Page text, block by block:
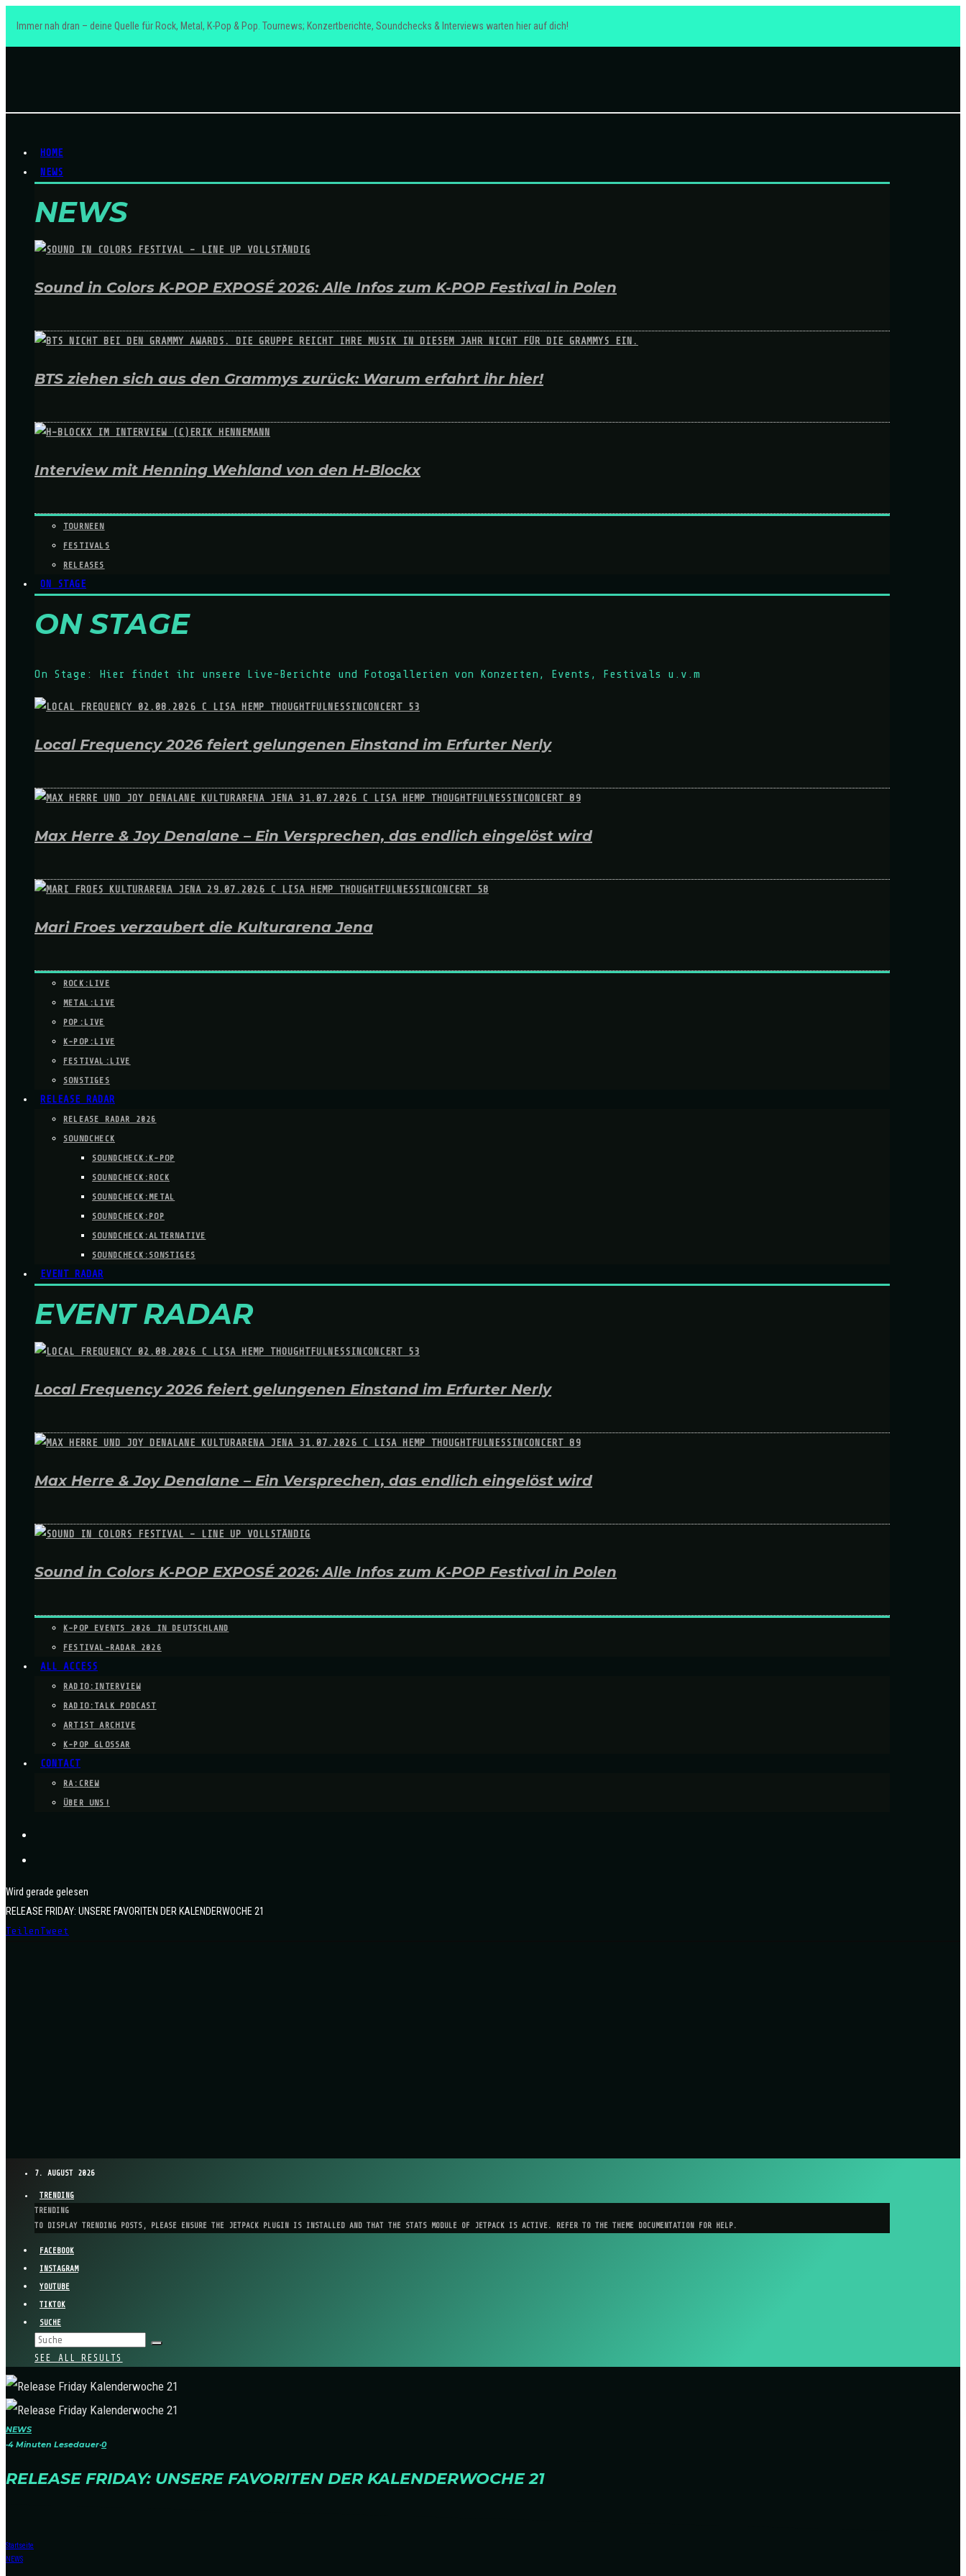
Immer nah dran – deine Quelle für Rock, Metal, K-Pop & Pop. Tournews; Konzertberichte, Soundchecks & Interviews warten hier auf dich!
HOME
NEWS
NEWS
Sound in Colors K-POP EXPOSÉ 2026: Alle Infos zum K-POP Festival in Polen
BTS ziehen sich aus den Grammys zurück: Warum erfahrt ihr hier!
Interview mit Henning Wehland von den H-Blockx
TOURNEEN
FESTIVALS
RELEASES
ON STAGE
ON STAGE
On Stage: Hier findet ihr unsere Live-Berichte und Fotogallerien von Konzerten, Events, Festivals u.v.m
Local Frequency 2026 feiert gelungenen Einstand im Erfurter Nerly
Max Herre & Joy Denalane – Ein Versprechen, das endlich eingelöst wird
Mari Froes verzaubert die Kulturarena Jena
ROCK:LIVE
METAL:LIVE
POP:LIVE
K-POP:LIVE
FESTIVAL:LIVE
SONSTIGES
RELEASE RADAR
RELEASE RADAR 2026
SOUNDCHECK
SOUNDCHECK:K-POP
SOUNDCHECK:ROCK
SOUNDCHECK:METAL
SOUNDCHECK:POP
SOUNDCHECK:ALTERNATIVE
SOUNDCHECK:SONSTIGES
EVENT RADAR
EVENT RADAR
Local Frequency 2026 feiert gelungenen Einstand im Erfurter Nerly
Max Herre & Joy Denalane – Ein Versprechen, das endlich eingelöst wird
Sound in Colors K-POP EXPOSÉ 2026: Alle Infos zum K-POP Festival in Polen
K-POP EVENTS 2026 IN DEUTSCHLAND
FESTIVAL-RADAR 2026
ALL ACCESS
RADIO:INTERVIEW
RADIO:TALK PODCAST
ARTIST ARCHIVE
K-POP GLOSSAR
CONTACT
RA:CREW
ÜBER UNS!
Wird gerade gelesen
RELEASE FRIDAY: UNSERE FAVORITEN DER KALENDERWOCHE 21
Teilen Tweet
7. AUGUST 2026
TRENDING
TRENDING
TO DISPLAY TRENDING POSTS, PLEASE ENSURE THE JETPACK PLUGIN IS INSTALLED AND THAT THE STATS MODULE OF JETPACK IS ACTIVE. REFER TO THE THEME DOCUMENTATION FOR HELP.
FACEBOOK
INSTAGRAM
YOUTUBE
TIKTOK
SUCHE
SEE ALL RESULTS
NEWS
·4 Minuten Lesedauer·0
RELEASE FRIDAY: UNSERE FAVORITEN DER KALENDERWOCHE 21
Startseite
NEWS